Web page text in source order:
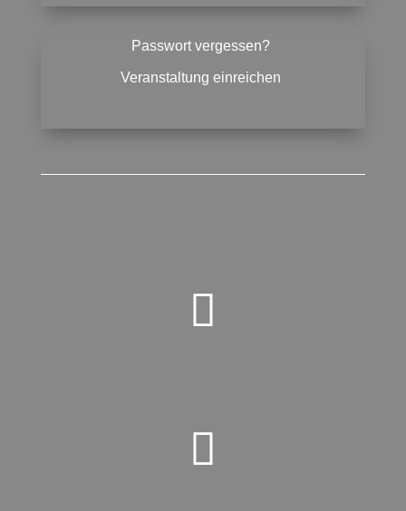
Passwort vergessen?
Veranstaltung einreichen